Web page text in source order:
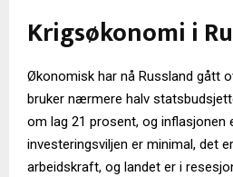
Krigsøkonomi i
Økonomisk har nå Russland gått
bruker nærmere halv
om lag 21 prosent, og inflasjonen
investeringsviljen er minimal, det
arbeidskraft, og landet er i